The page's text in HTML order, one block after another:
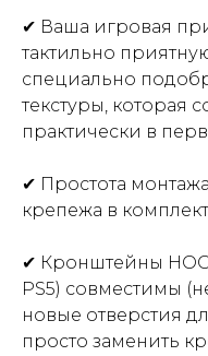
✔ Ваша игровая
тактильно
специально
текстуры, которая
практически в
✔ Простота
крепежа в
✔ Кронштейны
PS5) совместимы
новые отверстия
просто заменить